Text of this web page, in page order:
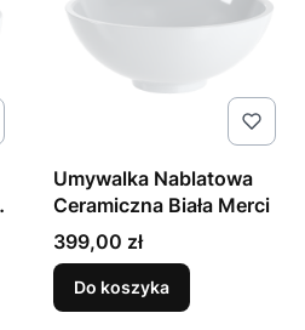
Umywalka Nablatowa
Ceramiczna Biała Merci
Cena
399,00 zł
Do koszyka